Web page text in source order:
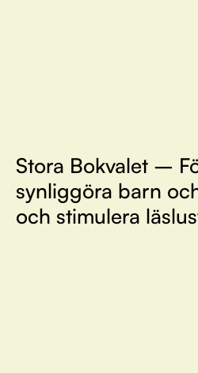
Stora Bokvalet –
synliggöra barn
och stimulera